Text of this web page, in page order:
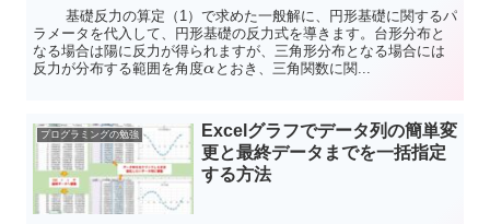
基礎反力の算定（1）で求めた一般解に、円形基礎に関するパ
ラメータを代入して、円形基礎の反力式を導きます。台形分布と
なる場合は陽に反力が得られますが、三角形分布となる場合には
反力が分布する範囲を角度α とおき、三角関数に関...
プログラミングの勉強
Excelグラフでデータ列の簡単変
更と最終データまでを一括指定
する方法